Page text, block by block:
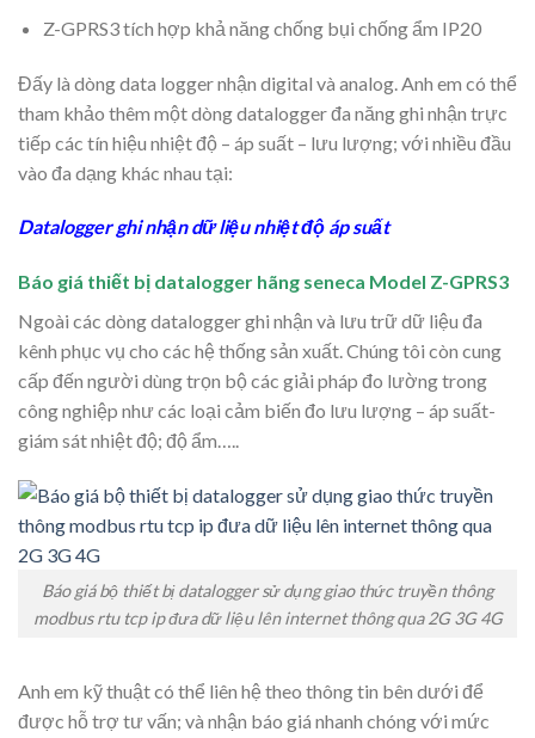
Z-GPRS3 tích hợp khả năng chống bụi chống ẩm IP20
Đấy là dòng data logger nhận digital và analog. Anh em có thể
tham khảo thêm một dòng datalogger đa năng ghi nhận trực
tiếp các tín hiệu nhiệt độ – áp suất – lưu lượng; với nhiều đầu
vào đa dạng khác nhau tại:
Datalogger ghi nhận dữ liệu nhiệt độ áp suất
Báo giá thiết bị datalogger hãng seneca Model Z-GPRS3
Ngoài các dòng datalogger ghi nhận và lưu trữ dữ liệu đa
kênh phục vụ cho các hệ thống sản xuất. Chúng tôi còn cung
cấp đến người dùng trọn bộ các giải pháp đo lường trong
công nghiệp như các loại cảm biến đo lưu lượng – áp suất-
giám sát nhiệt độ; độ ẩm…..
Báo giá bộ thiết bị datalogger sử dụng giao thức truyền thông
modbus rtu tcp ip đưa dữ liệu lên internet thông qua 2G 3G 4G
Anh em kỹ thuật có thể liên hệ theo thông tin bên dưới để
được hỗ trợ tư vấn; và nhận báo giá nhanh chóng với mức